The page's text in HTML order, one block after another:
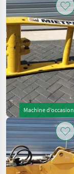
Machine d’occasion